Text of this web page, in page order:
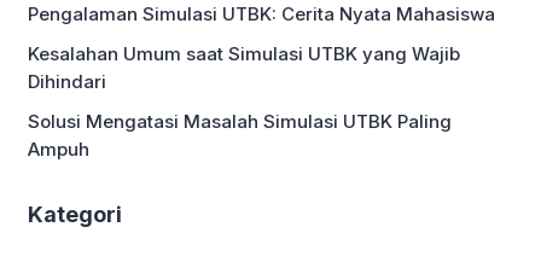
Pengalaman Simulasi UTBK: Cerita Nyata Mahasiswa
Kesalahan Umum saat Simulasi UTBK yang Wajib
Dihindari
Solusi Mengatasi Masalah Simulasi UTBK Paling
Ampuh
Kategori